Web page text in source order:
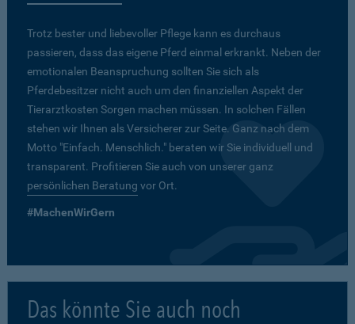
Trotz bester und liebevoller Pflege kann es durchaus
passieren, dass das eigene Pferd einmal erkrankt. Neben der
emotionalen Beanspruchung sollten Sie sich als
Pferdebesitzer nicht auch um den finanziellen Aspekt der
Tierarztkosten Sorgen machen müssen. In solchen Fällen
stehen wir Ihnen als Versicherer zur Seite. Ganz nach dem
Motto "Einfach. Menschlich." beraten wir Sie individuell und
transparent. Profitieren Sie auch von unserer ganz
persönlichen Beratung vor Ort.
#MachenWirGern
Das könnte Sie auch noch